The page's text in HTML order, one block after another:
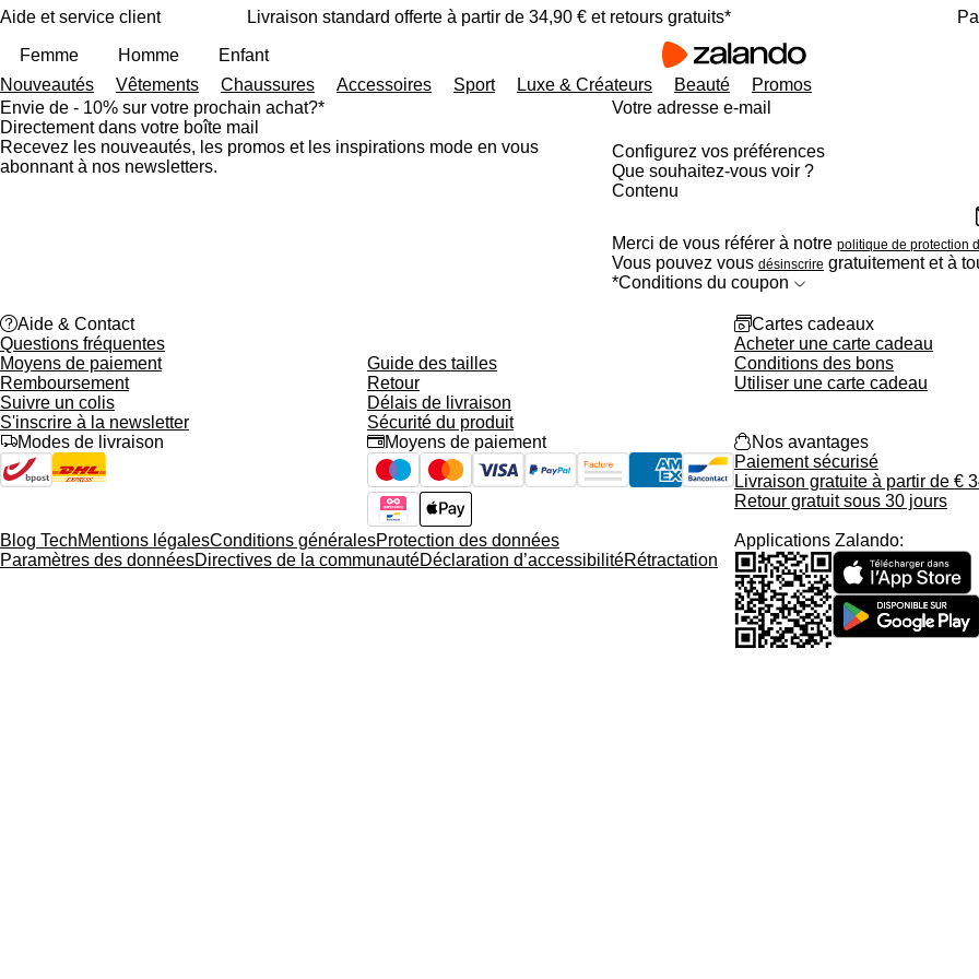
A
a
u
c
o
n
c
i
p
a
l
P
e
r
à
l
a
e
c
h
e
r
c
h
e
Aide et service client Livraison standard offerte à partir de 34,90 € et retours gratuits*
Femme Homme Enfant
Nouveautés
Vêtements Chaussures Accessoires Sport Luxe & Créateurs Beauté
Promos
Envie de - 10% sur votre prochain achat?*
Directement dans votre boîte mail
Recevez les nouveautés, les promos et les inspirations mode en vous
abonnant à nos newsletters.
Votre adresse e-mail
Configurez vos préférences
Que souhaitez-vous voir ?
Contenu
Vos marques et créateurs
Taille à nouveau disponible
Sondages
Voir plus (il faut s’inscrire)
Merci de vous référer à notrepolitique de protection
Vous pouvez vousdésinscrire gratuitement et à
*Conditions du coupon
helpAide & Contact
Questions fréquentes
Moyens de paiement
Guide des tailles
Remboursement
Retour
Suivre un colis
Délais de livraison
S'inscrire à la newsletter
Sécurité du produit
gift_cardCartes cadeaux
Acheter une carte cadeau
Conditions des bons
Utiliser une carte cadeau
truckModes de livraison credit_cardMoyens de paiement shopping_bag_fullNos avantages
Paiement sécurisé
Livraison gratuite à partir de €
Retour gratuit sous 30 jours
Blog TechMentions légalesConditions généralesProtection des données
Paramètres des donnéesDirectives de la communautéDéclaration d’accessibilitéRétractation
Applications Zalando: